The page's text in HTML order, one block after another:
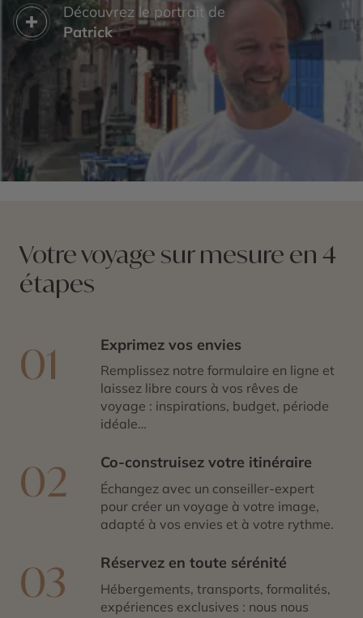
Découvrez le portrait de
Patrick
Votre voyage sur mesure en 4
étapes
01 Exprimez vos envies
Remplissez notre formulaire en ligne et
laissez libre cours à vos rêves de
voyage : inspirations, budget, période
idéale…
02 Co-construisez votre itinéraire
Échangez avec un conseiller-expert
pour créer un voyage à votre image,
adapté à vos envies et à votre rythme.
03 Réservez en toute sérénité
Hébergements, transports, formalités,
expériences exclusives : nous nous